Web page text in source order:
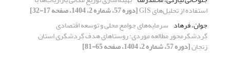
استفاده از تحلیل‌های GIS
[دوره 57، شماره 2، 1404، صفحه 17-32]
جوان، فرهاد سرمایه‌های جوامع محلی و توسعه اقتصادی
گردشگرمحور مطالعه موردی: روستاهای هدف گردشگری استان
زنجان[دوره 57، شماره 2، 1404، صفحه 65-81]